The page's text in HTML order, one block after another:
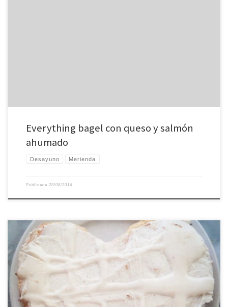
Everything bagel con queso y salmón
ahumado
Desayuno Merienda
Publicada 28/08/2014
Palmeras de sabores, de muchos sabores. Palmera de arroz con leche.